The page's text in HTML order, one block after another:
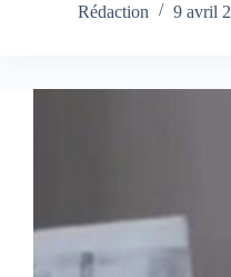
Rédaction
9 avril